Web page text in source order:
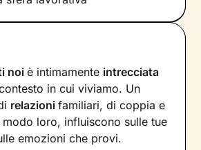
noiè intimamente intrecciata
in cui viviamo. Un
relazionifamiliari, di coppia e
loro, influiscono sulle tue
emozioni che provi.